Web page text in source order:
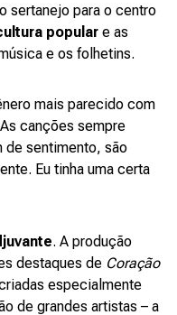
sertanejo para o centro
popular e as
e os folhetins.
mais parecido com
canções sempre
de sentimento, são
Eu tinha uma certa
. A produção
destaques de Coração
especialmente
de grandes artistas – a